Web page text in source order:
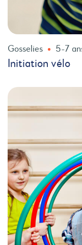
Gosselies 5-7
Initiation vélo